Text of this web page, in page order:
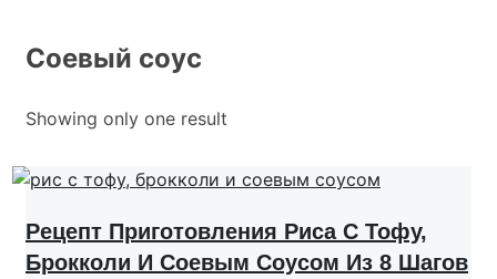
Соевый соус
Showing only one result
Рецепт Приготовления Риса С Тофу,
Брокколи И Соевым Соусом Из 8 Шагов